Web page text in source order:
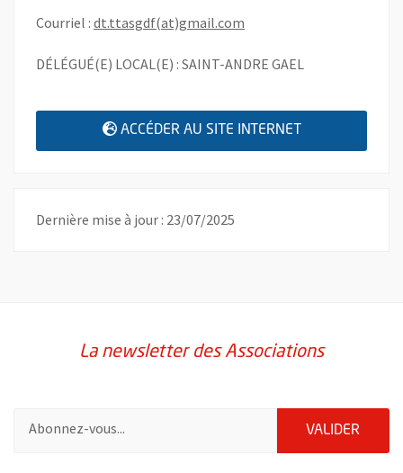
Courriel : dt.ttasgdf(at)gmail.com
DÉLÉGUÉ(E) LOCAL(E) : SAINT-ANDRE GAEL
ACCÉDER AU SITE INTERNET , OUVRE UNE
Dernière mise à jour : 23/07/2025
La newsletter des Associations
VALIDER